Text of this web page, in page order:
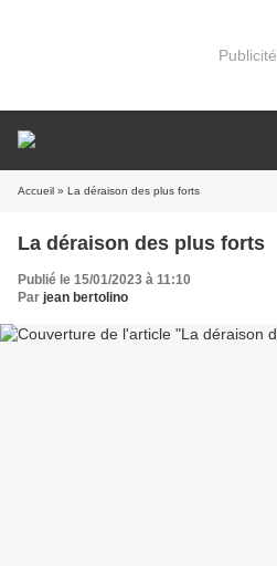
Publicité
Accueil » La déraison des plus forts
La déraison des plus forts
Publié le 15/01/2023 à 11:10
Par jean bertolino